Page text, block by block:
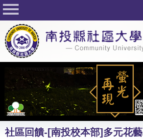
回首頁
關於社大
公佈欄
行事曆
最新活動
活動花絮
課程一覽表
社區回饋-[南投校本部]多元花藝